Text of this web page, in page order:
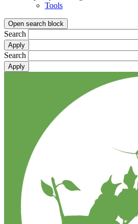
Tools
Open search block
Search
Search